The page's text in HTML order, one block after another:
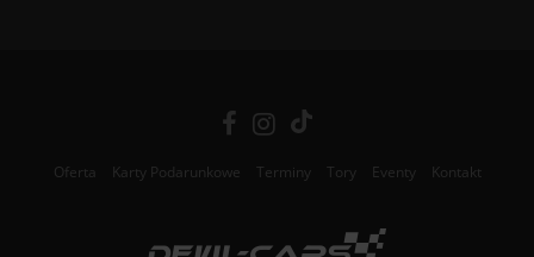
Oferta Karty Podarunkowe Terminy Tory Eventy Kontakt